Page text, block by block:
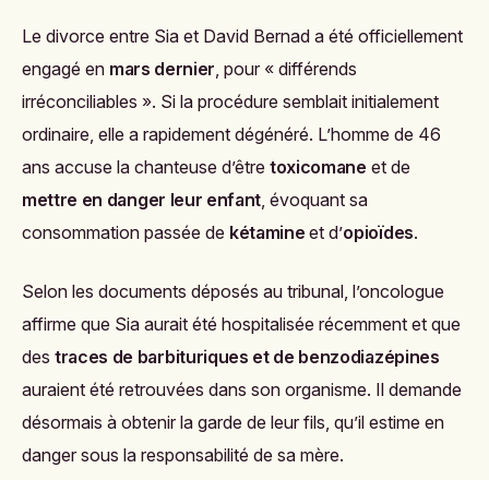
Le divorce entre Sia et David Bernad a été officiellement
engagé en mars dernier, pour « différends
irréconciliables ». Si la procédure semblait initialement
ordinaire, elle a rapidement dégénéré. L’homme de 46
ans accuse la chanteuse d’être toxicomane et de
mettre en danger leur enfant, évoquant sa
consommation passée de kétamine et d’opioïdes.
Selon les documents déposés au tribunal, l’oncologue
affirme que Sia aurait été hospitalisée récemment et que
des traces de barbituriques et de benzodiazépines
auraient été retrouvées dans son organisme. Il demande
désormais à obtenir la garde de leur fils, qu’il estime en
danger sous la responsabilité de sa mère.